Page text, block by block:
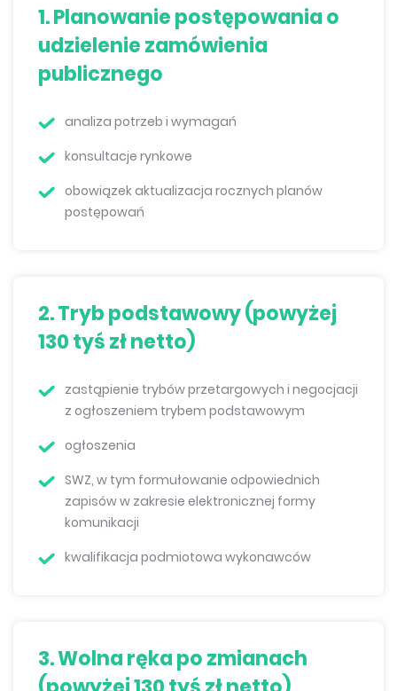
1.Planowanie postępowania o
udzielenie zamówienia
publicznego
analiza potrzeb i wymagań
konsultacje rynkowe
obowiązek aktualizacja rocznych planów
postępowań
2. Tryb podstawowy (powyżej
130 tyś zł netto)
zastąpienie trybów przetargowych i negocjacji
z ogłoszeniem trybem podstawowym
ogłoszenia
SWZ, w tym formułowanie odpowiednich
zapisów w zakresie elektronicznej formy
komunikacji
kwalifikacja podmiotowa wykonawców
3. Wolna ręka po zmianach